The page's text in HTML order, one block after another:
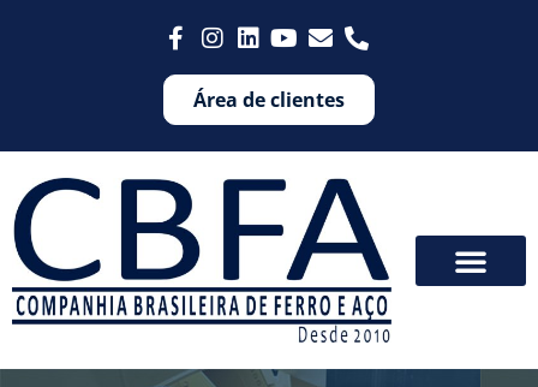
Área de clientes